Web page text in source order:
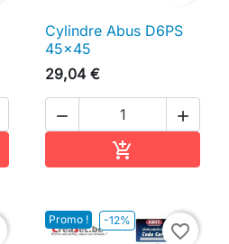
Cylindre Abus D6PS
45x45
29,04 €
 

Promo ! -12%
favorite_border